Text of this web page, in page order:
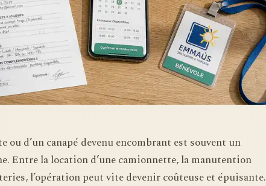
ou d’un canapé devenu encombrant est souvent un
Entre la location d’une camionnette, la manutention
l’opération peut vite devenir coûteuse et épuisante.